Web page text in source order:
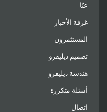
عنّا
غرفة الأخبار
المستثمرون
تصميم ديليفرو
هندسة ديليفرو
أسئلة متكررة
اتصال